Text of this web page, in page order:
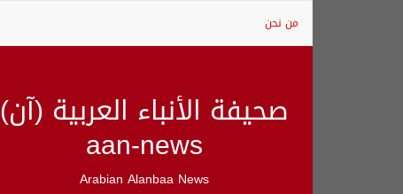
من نحن
صحيفة الأنباء العربية (آن)
aan-news
Arabian Alanbaa News